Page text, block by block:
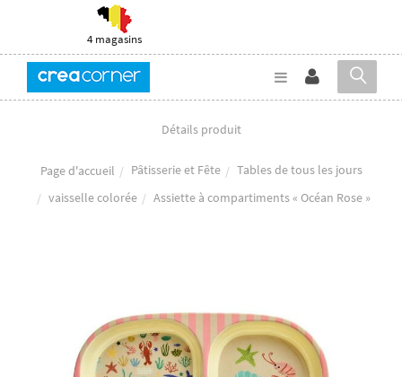
4 magasins
Détails produit
Page d'accueil Pâtisserie et Fête
Tables de tous les jours
vaisselle colorée
Assiette à compartiments « Océan Rose »